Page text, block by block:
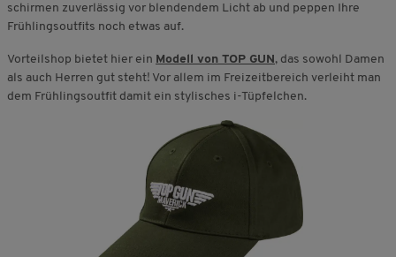
schirmen zuverlässig vor blendendem Licht ab und peppen Ihre
Frühlingsoutfits noch etwas auf.
Vorteilshop bietet hier ein Modell von TOP GUN , das sowohl Damen
als auch Herren gut steht! Vor allem im Freizeitbereich verleiht man
dem Frühlingsoutfit damit ein stylisches i-Tüpfelchen.